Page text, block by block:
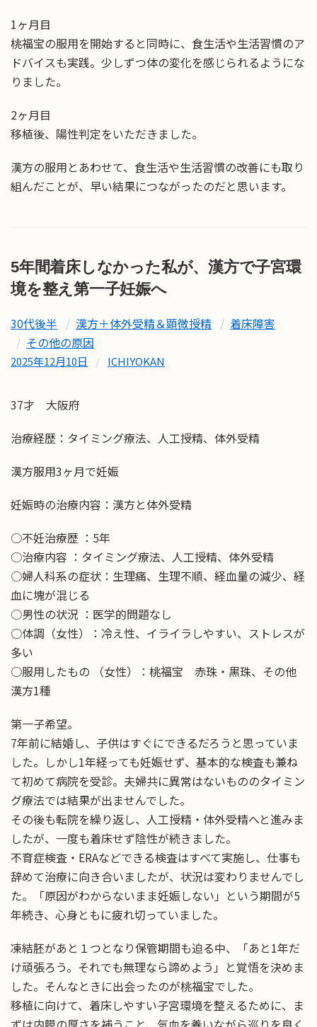
1ヶ月目
桃福宝の服用を開始すると同時に、食生活や生活習慣のア
ドバイスも実践。少しずつ体の変化を感じられるようにな
りました。
2ヶ月目
移植後、陽性判定をいただきました。
漢方の服用とあわせて、食生活や生活習慣の改善にも取り
組んだことが、早い結果につながったのだと思います。
5年間着床しなかった私が、漢方で子宮環
境を整え第一子妊娠へ
30代後半 漢方＋体外受精＆顕微授精
着床障害
その他の原因
2025年12月10日 / ICHIYOKAN
37才 大阪府
治療経歴：タイミング療法、人工授精、体外受精
漢方服用3ヶ月で妊娠
妊娠時の治療内容：漢方と体外受精
○不妊治療歴 ：5年
○治療内容 ：タイミング療法、人工授精、体外受精
○婦人科系の症状：生理痛、生理不順、経血量の減少、経
血に塊が混じる
○男性の状況 ：医学的問題なし
○体調（女性）：冷え性、イライラしやすい、ストレスが
多い
○服用したもの （女性）：桃福宝 赤珠・黒珠、その他
漢方1種
第一子希望。
7年前に結婚し、子供はすぐにできるだろうと思っていま
した。しかし1年経っても妊娠せず、基本的な検査も兼ね
て初めて病院を受診。夫婦共に異常はないもののタイミン
グ療法では結果が出ませんでした。
その後も転院を繰り返し、人工授精・体外受精へと進みま
したが、一度も着床せず陰性が続きました。
不育症検査・ERAなどできる検査はすべて実施し、仕事も
辞めて治療に向き合いましたが、状況は変わりませんでし
た。「原因がわからないまま妊娠しない」という期間が5
年続き、心身ともに疲れ切っていました。
凍結胚があと１つとなり保管期間も迫る中、「あと1年だ
け頑張ろう。それでも無理なら諦めよう」と覚悟を決めま
した。そんなときに出会ったのが桃福宝でした。
移植に向けて、着床しやすい子宮環境を整えるために、ま